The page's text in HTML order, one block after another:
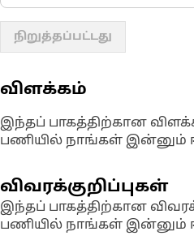
நிறுத்தப்பட்டது
விளக்கம்
இந்தப் பாகத்திற்கான
பணியில் நாங்கள் இன்னும்
விவரக்குறிப்புகள்
இந்தப் பாகத்திற்கான
பணியில் நாங்கள் இன்னும்